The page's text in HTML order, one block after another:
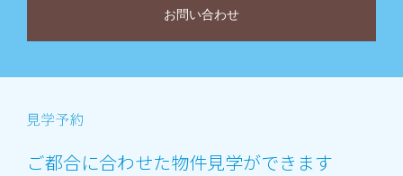
お問い合わせ
ご都合に合わせた物件見学ができます